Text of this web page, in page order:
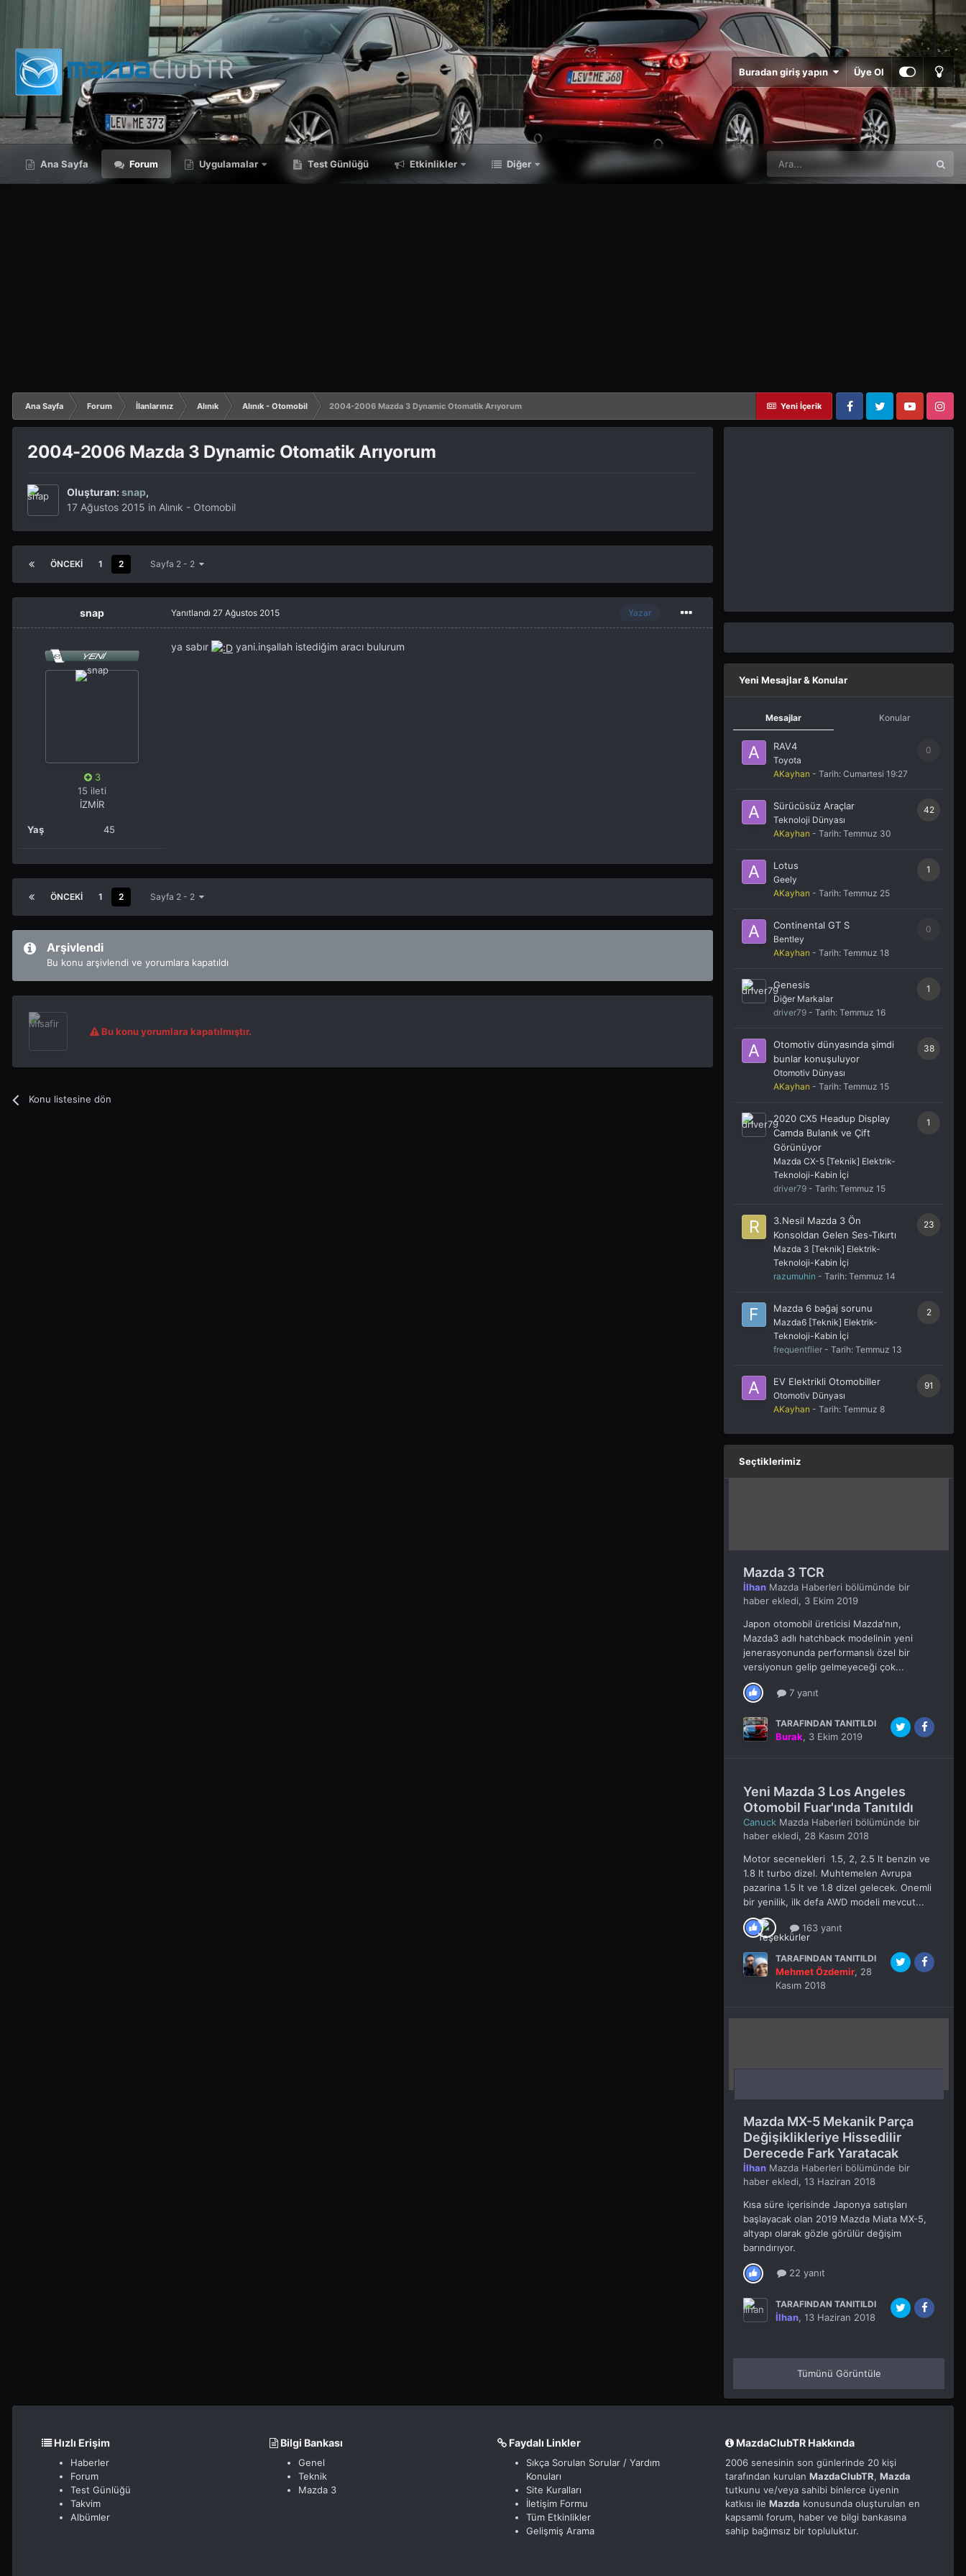
Buradan giriş yapın Üye Ol
Ana Sayfa Forum Uygulamalar Test Günlüğü Etkinlikler Diğer
Yeni İçerik
Ana Sayfa Forum İlanlarınız Alınık Alınık - Otomobil
2004-2006 Mazda 3 Dynamic Otomatik Arıyorum
FacebookTwitter YouTube Instagram
2004-2006 Mazda 3 Dynamic Otomatik Arıyorum
Oluşturan:snap,
17 Ağustos 2015 in Alınık - Otomobil
ÖNCEKI 1 2 Sayfa 2 - 2
snap
3
15 ileti
İZMİR
Yaş 45
Yazar
Yanıtlandı 27 Ağustos 2015
ya sabır yani.inşallah istediğim aracı bulurum
ÖNCEKI 1 2 Sayfa 2 - 2
Arşivlendi
Bu konu arşivlendi ve yorumlara kapatıldı
Bu konu yorumlara kapatılmıştır.
Konu listesine dön
Yeni Mesajlar & Konular
Mesajlar Konular
0
RAV4
Toyota
AKayhan - Tarih: Cumartesi 19:27
42
Sürücüsüz Araçlar
Teknoloji Dünyası
AKayhan - Tarih: Temmuz 30
1
Lotus
Geely
AKayhan - Tarih: Temmuz 25
0
Continental GT S
Bentley
AKayhan - Tarih: Temmuz 18
1
Genesis
Diğer Markalar
driver79 - Tarih: Temmuz 16
38
Otomotiv dünyasında şimdi
bunlar konuşuluyor
Otomotiv Dünyası
AKayhan - Tarih: Temmuz 15
1
2020 CX5 Headup Display
Camda Bulanık ve Çift
Görünüyor
Mazda CX-5 [Teknik] Elektrik-
Teknoloji-Kabin İçi
driver79 - Tarih: Temmuz 15
23
3.Nesil Mazda 3 Ön
Konsoldan Gelen Ses-Tıkırtı
Mazda 3 [Teknik] Elektrik-
Teknoloji-Kabin İçi
razumuhin - Tarih: Temmuz 14
2
Mazda 6 bağaj sorunu
Mazda6 [Teknik] Elektrik-
Teknoloji-Kabin İçi
frequentflier - Tarih: Temmuz 13
91
EV Elektrikli Otomobiller
Otomotiv Dünyası
AKayhan - Tarih: Temmuz 8
Seçtiklerimiz
Mazda 3 TCR
İlhan Mazda Haberleri bölümünde bir
haber ekledi, 3 Ekim 2019
Japon otomobil üreticisi Mazda'nın,
Mazda3 adlı hatchback modelinin yeni
jenerasyonunda performanslı özel bir
versiyonun gelip gelmeyeceği çok...
7 yanıt
TARAFINDAN TANITILDI
Burak, 3 Ekim 2019
Yeni Mazda 3 Los Angeles
Otomobil Fuar'ında Tanıtıldı
Canuck Mazda Haberleri bölümünde bir
haber ekledi, 28 Kasım 2018
Motor secenekleri 1.5, 2, 2.5 lt benzin ve
1.8 lt turbo dizel. Muhtemelen Avrupa
pazarina 1.5 lt ve 1.8 dizel gelecek. Onemli
bir yenilik, ilk defa AWD modeli mevcut...
163 yanıt
TARAFINDAN TANITILDI
Mehmet Özdemir, 28
Kasım 2018
Mazda MX-5 Mekanik Parça
Değişiklikleriye Hissedilir
Derecede Fark Yaratacak
İlhan Mazda Haberleri bölümünde bir
haber ekledi, 13 Haziran 2018
Kısa süre içerisinde Japonya satışları
başlayacak olan 2019 Mazda Miata MX-5,
altyapı olarak gözle görülür değişim
barındırıyor.
22 yanıt
TARAFINDAN TANITILDI
İlhan, 13 Haziran 2018
Tümünü Görüntüle
Hızlı Erişim
Haberler
Forum
Test Günlüğü
Takvim
Albümler
Bilgi Bankası
Genel
Teknik
Mazda 3
Faydalı Linkler
Sıkça Sorulan Sorular / Yardım
Konuları
Site Kuralları
İletişim Formu
Tüm Etkinlikler
Gelişmiş Arama
MazdaClubTR Hakkında
2006 senesinin son günlerinde 20 kişi
tarafından kurulan MazdaClubTR, Mazda
tutkunu ve/veya sahibi binlerce üyenin
katkısı ile Mazda konusunda oluşturulan en
kapsamlı forum, haber ve bilgi bankasına
sahip bağımsız bir topluluktur.